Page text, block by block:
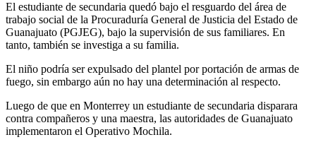
El estudiante de secundaria quedó bajo el resguardo del área de
trabajo social de la Procuraduría General de Justicia del Estado de
Guanajuato (PGJEG), bajo la supervisión de sus familiares. En
tanto, también se investiga a su familia.
El niño podría ser expulsado del plantel por portación de armas de
fuego, sin embargo aún no hay una determinación al respecto.
Luego de que en Monterrey un estudiante de secundaria disparara
contra compañeros y una maestra, las autoridades de Guanajuato
implementaron el Operativo Mochila.